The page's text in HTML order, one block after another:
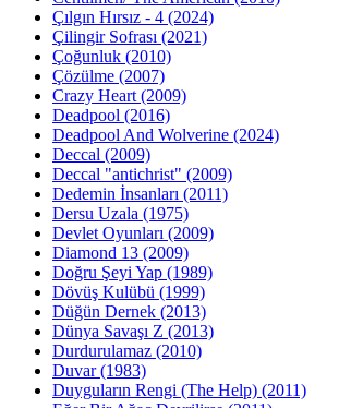
Çılgın Hırsız - 4 (2024)
Çilingir Sofrası (2021)
Çoğunluk (2010)
Çözülme (2007)
Crazy Heart (2009)
Deadpool (2016)
Deadpool And Wolverine (2024)
Deccal (2009)
Deccal "antichrist" (2009)
Dedemin İnsanları (2011)
Dersu Uzala (1975)
Devlet Oyunları (2009)
Diamond 13 (2009)
Doğru Şeyi Yap (1989)
Dövüş Kulübü (1999)
Düğün Dernek (2013)
Dünya Savaşı Z (2013)
Durdurulamaz (2010)
Duvar (1983)
Duyguların Rengi (The Help) (2011)